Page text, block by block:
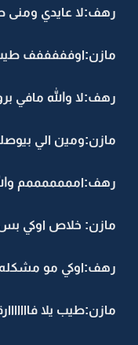
رهف:لا عايدي ومنى
مازن:اوفففففف
رهف:لا والله مافي
مازن:ومين الي
رهف:امممممممم
مازن: خلاص اوكي بس
رهف:اوكي مو مشكله
مازن:طيب يلا